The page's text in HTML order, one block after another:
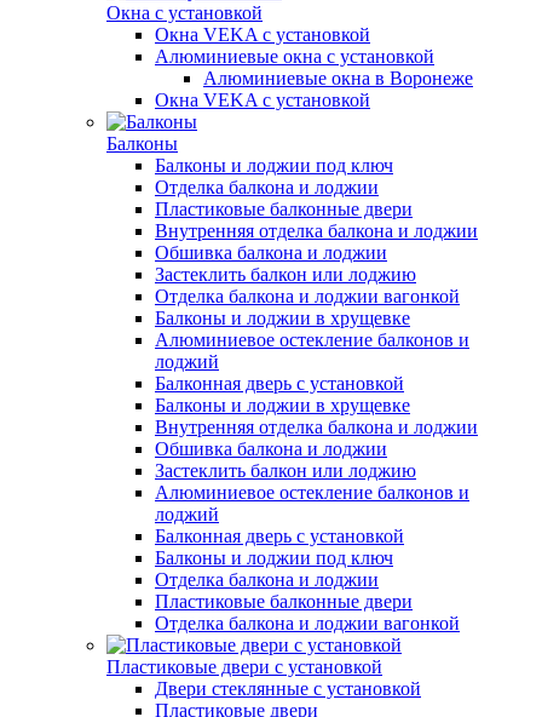
Окна с установкой
Окна VEKA с установкой
Алюминиевые окна с установкой
Алюминиевые окна в Воронеже
Окна VEKA с установкой
Балконы
Балконы и лоджии под ключ
Отделка балкона и лоджии
Пластиковые балконные двери
Внутренняя отделка балкона и лоджии
Обшивка балкона и лоджии
Застеклить балкон или лоджию
Отделка балкона и лоджии вагонкой
Балконы и лоджии в хрущевке
Алюминиевое остекление балконов и
лоджий
Балконная дверь с установкой
Балконы и лоджии в хрущевке
Внутренняя отделка балкона и лоджии
Обшивка балкона и лоджии
Застеклить балкон или лоджию
Алюминиевое остекление балконов и
лоджий
Балконная дверь с установкой
Балконы и лоджии под ключ
Отделка балкона и лоджии
Пластиковые балконные двери
Отделка балкона и лоджии вагонкой
Пластиковые двери с установкой
Двери стеклянные с установкой
Пластиковые двери